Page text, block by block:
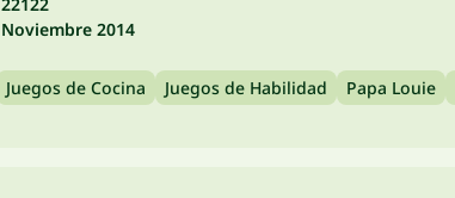
Noviembre 2014
Juegos de Cocina Juegos de Habilidad Papa Louie